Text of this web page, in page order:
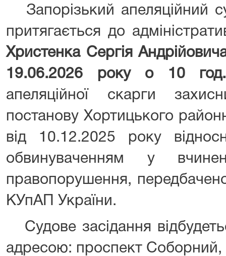
Запорізький апеляційний
притягається до
Христенка Сергія
19.06.2026 року о 10
апеляційної скарги
постанову Хортицького
від 10.12.2025 року
обвинуваченням у
правопорушення,
КУпАП України.
Судове засідання
адресою: проспект